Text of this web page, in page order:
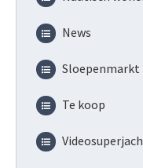
News
Sloepenmarkt
Te koop